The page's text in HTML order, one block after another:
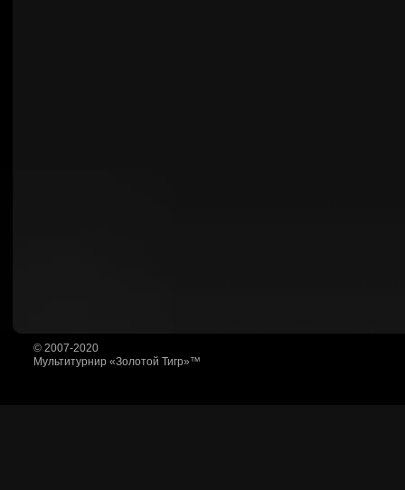
© 2007-2020
Мультитурнир «Золотой Тигр»™